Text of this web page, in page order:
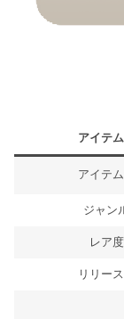
アイテ
アイテ
ジャン
レア度
リリー